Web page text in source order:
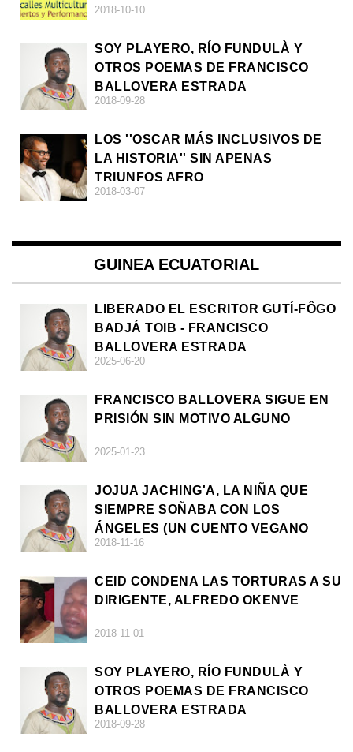
2018-10-10
SOY PLAYERO, RÍO FUNDULÀ Y
OTROS POEMAS DE FRANCISCO
BALLOVERA ESTRADA
2018-09-28
LOS ''OSCAR MÁS INCLUSIVOS DE
LA HISTORIA'' SIN APENAS
TRIUNFOS AFRO
2018-03-07
GUINEA ECUATORIAL
LIBERADO EL ESCRITOR GUTÍ-FÔGO
BADJÁ TOIB - FRANCISCO
BALLOVERA ESTRADA
2025-06-20
FRANCISCO BALLOVERA SIGUE EN
PRISIÓN SIN MOTIVO ALGUNO
2025-01-23
JOJUA JACHING'A, LA NIÑA QUE
SIEMPRE SOÑABA CON LOS
ÁNGELES (UN CUENTO VEGANO
AFRICANO)
2018-11-16
CEID CONDENA LAS TORTURAS A SU
DIRIGENTE, ALFREDO OKENVE
2018-11-01
SOY PLAYERO, RÍO FUNDULÀ Y
OTROS POEMAS DE FRANCISCO
BALLOVERA ESTRADA
2018-09-28